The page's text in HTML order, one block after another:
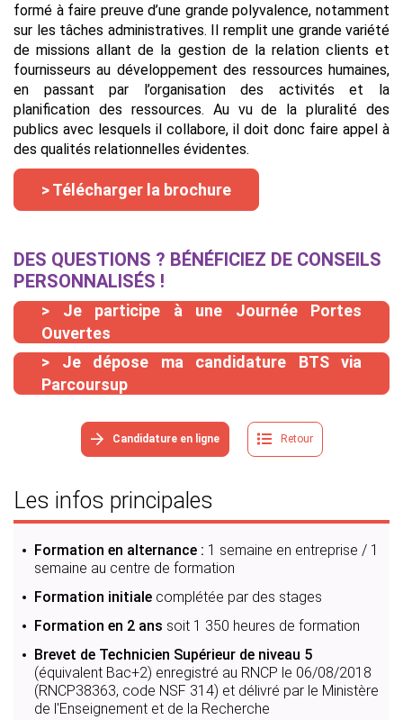
formé à faire preuve d’une grande polyvalence, notamment
sur les tâches administratives. Il remplit une grande variété
de missions allant de la gestion de la relation clients et
fournisseurs au développement des ressources humaines,
en passant par l’organisation des activités et la
planification des ressources. Au vu de la pluralité des
publics avec lesquels il collabore, il doit donc faire appel à
des qualités relationnelles évidentes.
> Télécharger la brochure
DES QUESTIONS ? BÉNÉFICIEZ DE CONSEILS
PERSONNALISÉS !
> Je participe à une Journée Portes
Ouvertes
> Je dépose ma candidature BTS via
Parcoursup
Candidature en ligne Retour
Les infos principales
Formation en alternance : 1 semaine en entreprise / 1
semaine au centre de formation
Formation initiale complétée par des stages
Formation en 2 ans soit 1 350 heures de formation
Brevet de Technicien Supérieur de niveau 5
(équivalent Bac+2) enregistré au RNCP le 06/08/2018
(RNCP38363, code NSF 314) et délivré par le Ministère
de l'Enseignement et de la Recherche